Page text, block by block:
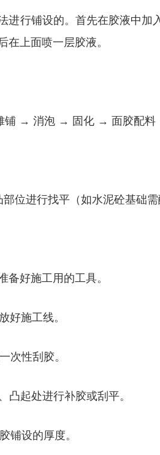
进行铺设的。首先在胶液中
上面喷一层胶液。
铺 → 消泡 → 固化 → 面胶配
位进行找平（如水泥砼基础需
好施工用的工具。
好施工线。
次性刮胶。
起处进行补胶或刮平。
铺设的厚度。